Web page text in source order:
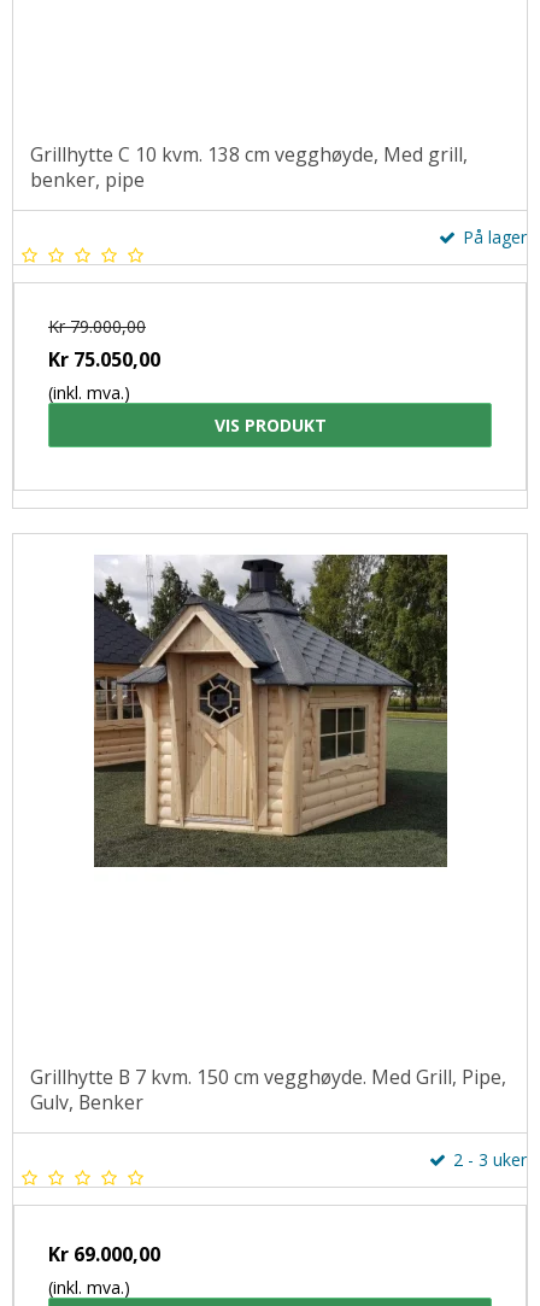
Grillhytte C 10 kvm. 138 cm vegghøyde, Med grill,
benker, pipe
På lager
Kr 79.000,00
Kr 75.050,00
(inkl. mva.)
VIS PRODUKT
Grillhytte B 7 kvm. 150 cm vegghøyde. Med Grill, Pipe,
Gulv, Benker
2 - 3 uker
Kr 69.000,00
(inkl. mva.)